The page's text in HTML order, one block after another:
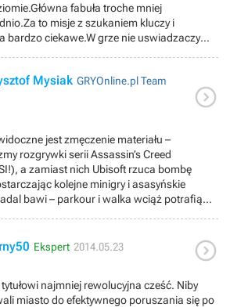
fabuła troche mniej
to misje z szukaniem kluczy i
bardzo ciekawe.W grze nie uswiadzaczymy
genialnego Rzymu mu
odsłona ale bez wiekszych nowosci.
Mysiak GRYOnline.pl Team

jest zmęczenie materiału –
rozgrywki serii Assassin’s Creed
a zamiast nich Ubisoft rzuca bombę
kolejne minigry i asasyńskie
bawi – parkour i walka wciąż potrafią
i bardzo klimatyczny
się fabułą, która – choć
serii przy ekranie, bo ukazuje zwieńczenie
naraz: Ezia i Altaira.
Ekspert 2014.05.23 
najmniej rewolucyjna cześć. Niby